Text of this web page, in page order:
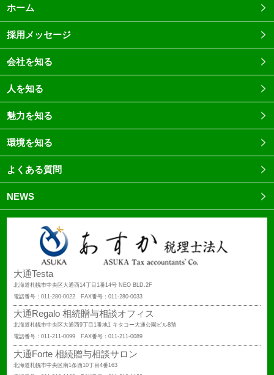
ホーム
採用メッセージ
会社を知る
人を知る
魅力を知る
環境を知る
よくある質問
NEWS
大通Testa
北海道札幌市中央区大通西14丁目1番14号 NEO BLD.2F
電話番号：011-280-0022 FAX番号：011-280-0033
大通Regalo 相続贈与相談オフィス
北海道札幌市中央区大通西9丁目1番地1 キタコー大通公園ビル8階
電話番号：011-211-0099 FAX番号：011-211-0089
大通Forte 相続贈与相談サロン
北海道札幌市中央区南1条西10丁目4番163